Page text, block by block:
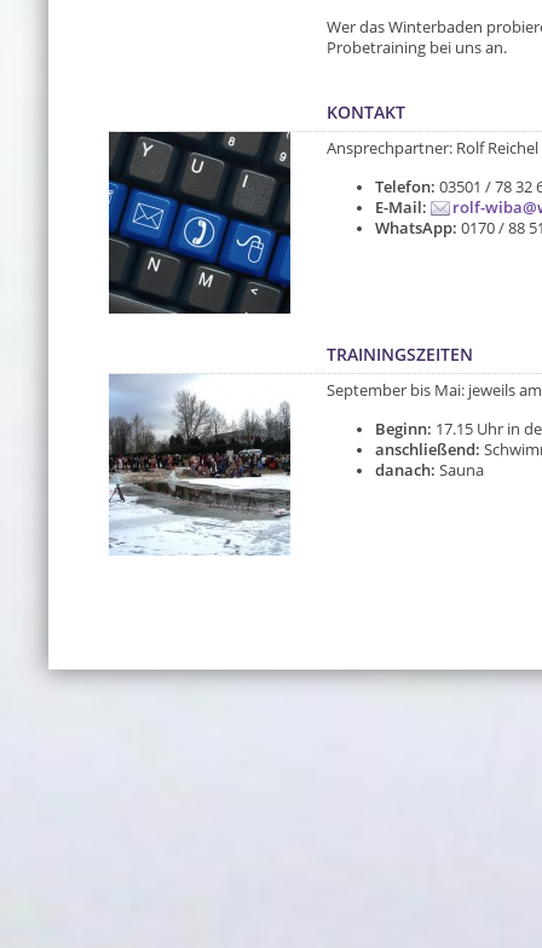
Wer das Winterbaden
Probetraining bei uns an.
KONTAKT
Ansprechpartner: Rolf Reichel
Telefon: 03501 / 78 32
E-Mail:
rolf-
WhatsApp: 0170 / 88
TRAININGSZEITEN
September bis Mai: jeweils
Beginn: 17.15 Uhr in
anschließend:
danach: Sauna